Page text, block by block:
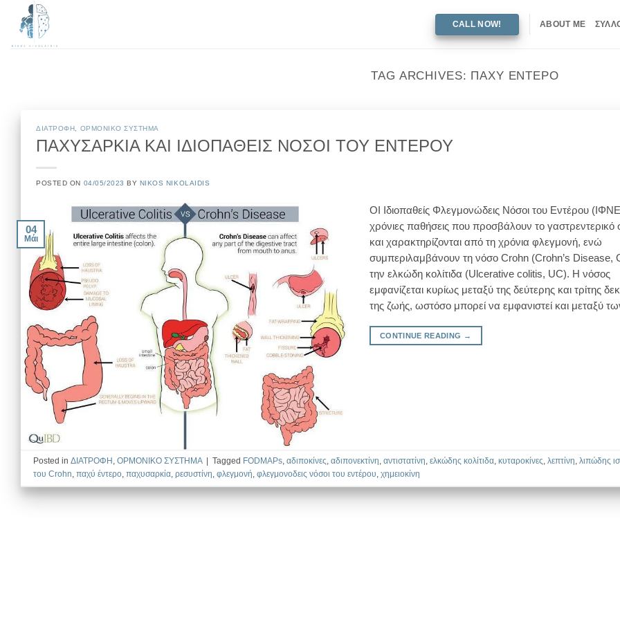
Μετάβαση
περιεχόμενο
CALL NOW! ABOUT ME
TAG ARCHIVES: ΠΑΧΎ ΈΝΤΕΡΟ
ΔΙΑΤΡΟΦΗ ΟΡΜΟΝΙΚΟ ΣΥΣΤΗΜΑ
ΠΑΧΥΣΑΡΚΙΑ ΚΑΙ ΙΔΙΟΠΑΘΕΙΣ ΝΟΣΟΙ ΤΟΥ ΕΝΤΕΡΟΥ
POSTED ON 04/05/2023 BY NIKOS NIKOLAIDIS
04
Μάι
ΟΙ Ιδιοπαθείς Φλεγμονώδεις Νόσοι του Εντέρου
χρόνιες παθήσεις που προσβάλουν το γαστρεντερικό
και χαρακτηρίζονται από τη χρόνια φλεγμονή, ενώ
συμπεριλαμβάνουν τη νόσο Crohn (Crohn’s Disease,
την ελκώδη κολίτιδα (Ulcerative colitis, UC). Η νόσος
εμφανίζεται κυρίως μεταξύ της δεύτερης και τρίτης
της ζωής, ωστόσο μπορεί να εμφανιστεί και μεταξύ
CONTINUE READING →
Posted in ΔΙΑΤΡΟΦΗ , ΟΡΜΟΝΙΚΟ ΣΥΣΤΗΜΑ Tagged FODMAPs, αδιποκίνες, αδιπονεκτίνη, αντιστατίνη, ελκώδης κολίτιδα, κυταροκίνες, λεπτίνη, λιπώδης
του Crohn, παχύ έντερο, παχυσαρκία, ρεσυστίνη, φλεγμονή, φλεγμονοδεις νόσοι του εντέρου, χημειοκίνη